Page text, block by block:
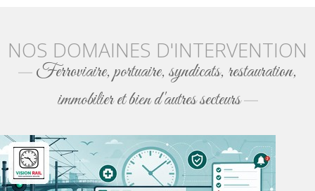
NOS DOMAINES D'INTERVENTION
Ferroviaire, portuaire, syndicats, restauration,
immobilier et bien d'autres secteurs